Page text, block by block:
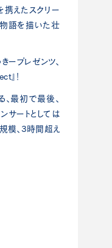
携えたスクリー
語を描いた壮
ープレゼンツ、
』！
最初で最後、
サートとしては
模、3時間超え